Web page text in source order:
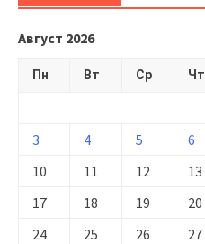
Август 2026
Пн Вт Ср Чт
3
4 5 6
10
11 12 13
17
18 19 20
24
25 26 27